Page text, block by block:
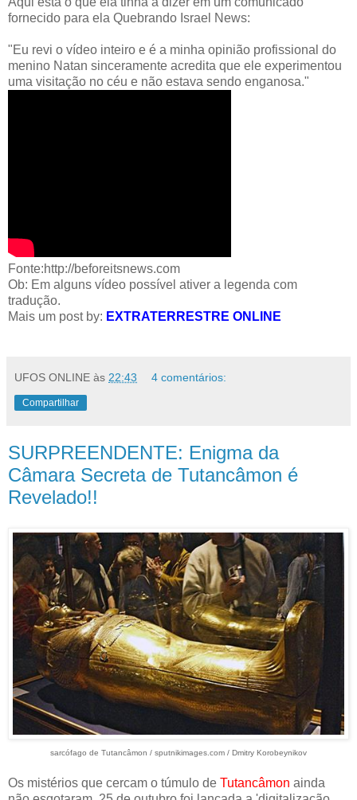
fornecido para ela Quebrando Israel News:
"Eu revi o vídeo inteiro e é a minha opinião profissional do
menino Natan sinceramente acredita que ele experimentou
uma visitação no céu e não estava sendo enganosa."
Fonte:http://beforeitsnews.com
Ob: Em alguns vídeo possível ativer a legenda com
tradução.
Mais um post by: EXTRATERRESTRE ONLINE
UFOS ONLINE às 22:43 4 comentários:
Compartilhar
SURPREENDENTE: Enigma da
Câmara Secreta de Tutancâmon é
Revelado!!
sarcófago de Tutancâmon / sputnikimages.com / Dmitry Korobeynikov
Os mistérios que cercam o túmulo de Tutancâmon ainda